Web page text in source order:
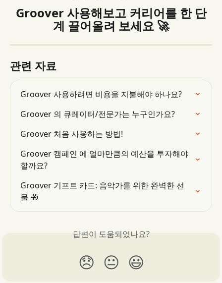
Groover 사용해보고 커리어를 한 단
계 끌어올려 보세요 🚀
관련 자료
Groover 사용하려면 비용을 지불해야 하나요?
Groover 의 큐레이터/전문가는 누구인가요?
Groover 처음 사용하는 방법!
Groover 캠페인 에 얼마만큼의 예산을 투자해야
할까요?
Groover 기프트 카드: 음악가를 위한 완벽한 선
물 🎁
답변이 도움되었나요?
😞 😐 😃